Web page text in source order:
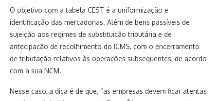
O objetivo com a tabela CEST é a uniformização e
identificação das mercadorias. Além de bens passíveis de
sujeição aos regimes de substituição tributária e de
antecipação de recolhimento do ICMS, com o encerramento
de tributação relativos às operações subsequentes, de acordo
com a sua NCM.
Nesse caso, a dica é de que, “as empresas devem ficar atentas